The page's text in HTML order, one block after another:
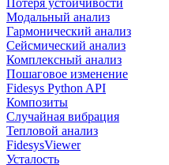
Потеря устойчивости
Модальный анализ
Гармонический анализ
Сейсмический анализ
Комплексный анализ
Пошаговое изменение
Fidesys Python API
Композиты
Случайная вибрация
Тепловой анализ
FidesysViewer
Усталость